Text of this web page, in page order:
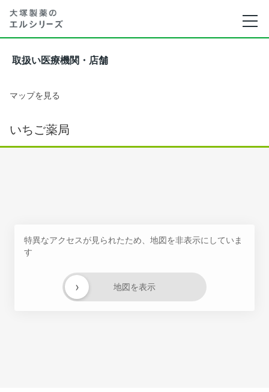
取扱い医療機関・店舗
マップを見る
いちご薬局
特異なアクセスが見られたため、地図を非表示にしていま
す
地図を表示
›